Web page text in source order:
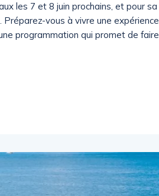
les 7 et 8 juin prochains, et pour sa
vous à vivre une expérience
programmation qui promet de faire